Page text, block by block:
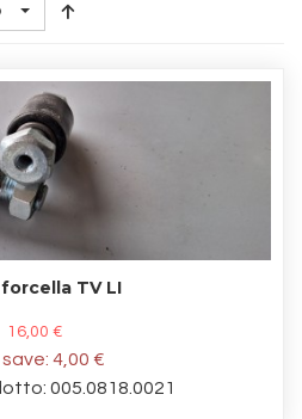
TV LI
16,00 €
4,00 €
005.0818.0021